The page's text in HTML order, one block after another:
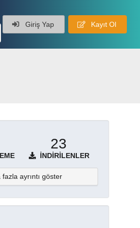
Giriş Yap Kayıt Ol
23
İNDIRILENLER
fazla ayrıntı göster